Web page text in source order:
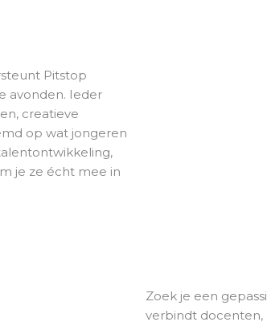
Pitstop
avonden. Ieder
creatieve
op wat jongeren
je ze écht mee in
Zoek je een
verbindt docenten,